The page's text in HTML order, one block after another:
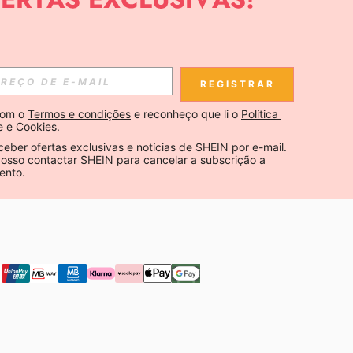
SOBRE SHEIN.
com nossa
acesse nosso
REGISTRAR
o Termos e condições e reconheço que li o Política
e Cookies.
ofertas exclusivas e notícias de SHEIN por e-mail.
contactar SHEIN para cancelar a subscrição a